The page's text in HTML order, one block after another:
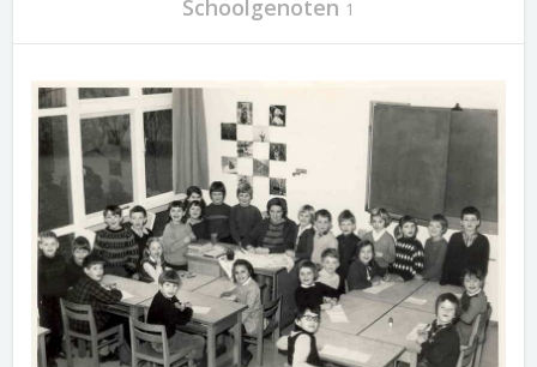
Schoolgenoten 1